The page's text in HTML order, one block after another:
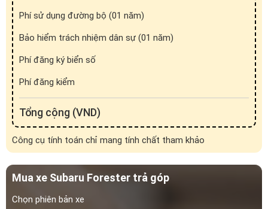
Cặp hốc gió đối xứng hai bên mở rộng với 3 thanh ngang trang
trí sơn đen hoặc mạ chrome tùy phiên bản nhấn mạnh vẻ cá
tính. Vị trí này tích hợp tùy chọn đèn sương mù LED trên bản cao
Phí sử dụng đường bộ (01 năm)
Bảo hiểm trách nhiệm dân sự (01 năm)
Phí đăng ký biển số
Phí đăng kiểm
Tổng cộng (VND)
Công cụ tính toán chỉ mang tính chất tham khảo
Mua xe Subaru Forester trả góp
Chọn phiên bản xe